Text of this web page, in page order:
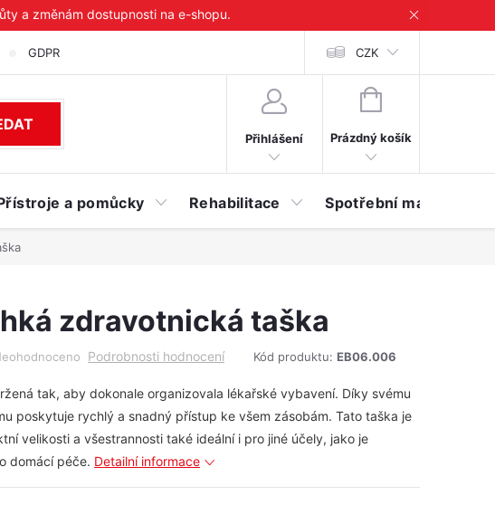
a změnám dostupnosti na e-shopu.
GDPR CZK
Přihlášení
NÁKUPNÍ
Prázdný košík
a pomůcky Rehabilitace Spotřební materiál
zdravotnická taška
Podrobnosti hodnocení Kód produktu: EB06.006
tak, aby dokonale organizovala lékařské vybavení. Díky svému
poskytuje rychlý a snadný přístup ke všem zásobám. Tato taška je
velikosti a všestrannosti také ideální i pro jiné účely, jako je
domácí péče. Detailní informace